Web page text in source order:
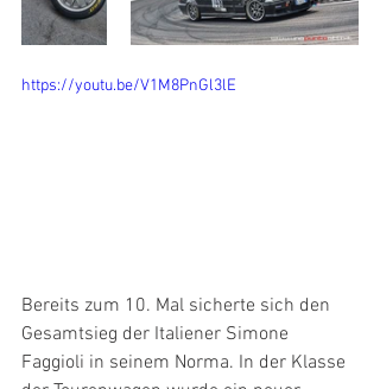
https://youtu.be/V1M8PnGl3lE
Bereits zum 10. Mal sicherte sich den
Gesamtsieg der Italiener Simone
Faggioli in seinem Norma. In der Klasse